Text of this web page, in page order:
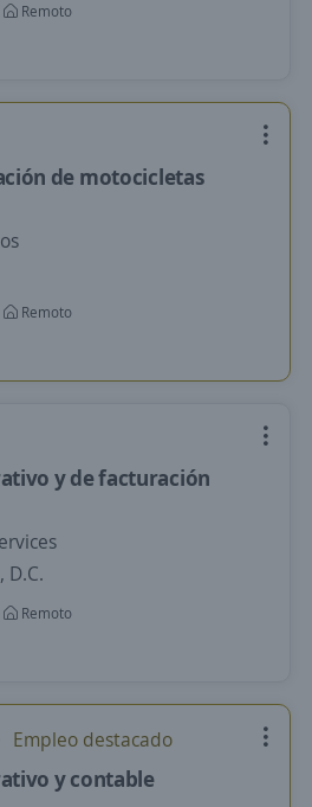
Remoto
de motocicletas
Remoto
y de facturación
D.C.
Remoto
Empleo destacado
y contable